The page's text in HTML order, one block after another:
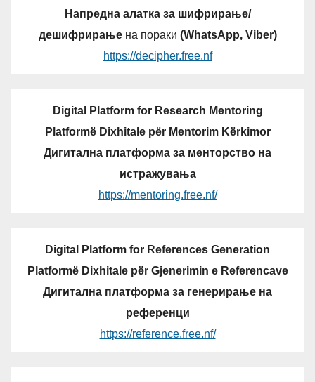
Напредна алатка за шифрирање/
дешифрирањена пораки (WhatsApp, Viber)
https://decipher.free.nf
Digital Platform for Research Mentoring
Platformë Dixhitale për Mentorim Kërkimor
Дигитална платформа за менторство на
истражувања
https://mentoring.free.nf/
Digital Platform for References Generation
Platformë Dixhitale për Gjenerimin e Referencave
Дигитална платформа за генерирање на
референци
https://reference.free.nf/